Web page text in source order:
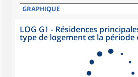
LOG G1 - Résidences
type de logement et la période